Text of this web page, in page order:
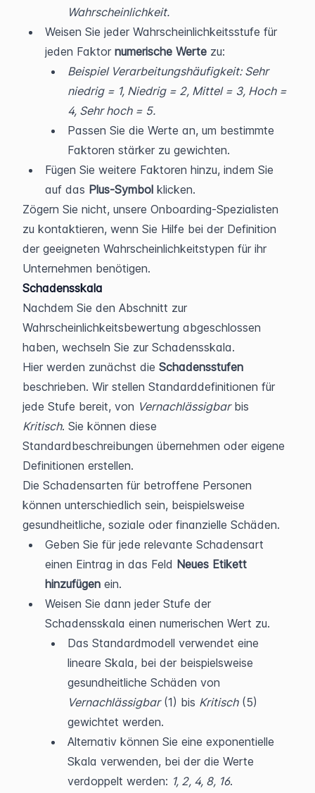
Wahrscheinlichkeit.
Weisen Sie jeder Wahrscheinlichkeitsstufe für
jeden Faktor numerische Werte zu:
Beispiel Verarbeitungshäufigkeit: Sehr
niedrig = 1, Niedrig = 2, Mittel = 3, Hoch =
4, Sehr hoch = 5.
Passen Sie die Werte an, um bestimmte
Faktoren stärker zu gewichten.
Fügen Sie weitere Faktoren hinzu, indem Sie
auf das Plus-Symbol klicken.
Zögern Sie nicht, unsere Onboarding-Spezialisten
zu kontaktieren, wenn Sie Hilfe bei der Definition
der geeigneten Wahrscheinlichkeitstypen für ihr
Unternehmen benötigen.
Schadensskala
Nachdem Sie den Abschnitt zur
Wahrscheinlichkeitsbewertung abgeschlossen
haben, wechseln Sie zur Schadensskala.
Hier werden zunächst die Schadensstufen
beschrieben. Wir stellen Standarddefinitionen für
jede Stufe bereit, von Vernachlässigbar
Kritisch. Sie können diese
Standardbeschreibungen übernehmen oder eigene
Definitionen erstellen.
Die Schadensarten für betroffene Personen
können unterschiedlich sein, beispielsweise
gesundheitliche, soziale oder finanzielle Schäden.
Geben Sie für jede relevante Schadensart
einen Eintrag in das Feld Neues Etikett
hinzufügen ein.
Weisen Sie dann jeder Stufe der
Schadensskala einen numerischen Wert zu.
Das Standardmodell verwendet eine
lineare Skala, bei der beispielsweise
Vernachlässigbar (1) bis Kritisch (5)
gewichtet werden.
Alternativ können Sie eine exponentielle
Skala verwenden, bei der die Werte
verdoppelt werden: 1, 2, 4, 8, 16.